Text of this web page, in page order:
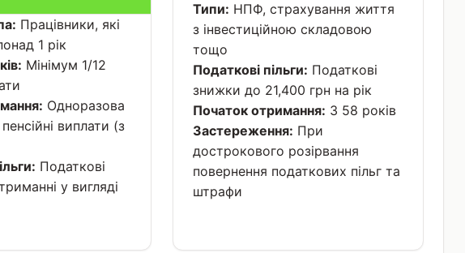
Працівники, які
1 рік
Мінімум 1/12
Одноразова
виплати (з
Податкові
у вигляді
Типи: НПФ, страхування життя
з інвестиційною складовою
тощо
Податкові пільги: Податкові
знижки до 21,400 грн на рік
Початок отримання: З 58 років
Застереження: При
дострокового розірвання
повернення податкових пільг та
штрафи